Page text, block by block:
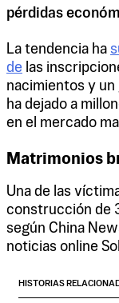
pérdidas
La tendencia ha
de las
nacimientos y
ha dejado a
en el mercado
Matrimonios
Una de las
construcción de
según China
noticias online
HISTORIAS